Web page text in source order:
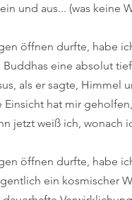
und aus... (was keine
öffnen durfte, habe
eine absolut
als er sagte, Himmel
Einsicht hat mir
jetzt weiß ich, wonach
öffnen durfte, habe
ein kosmischer